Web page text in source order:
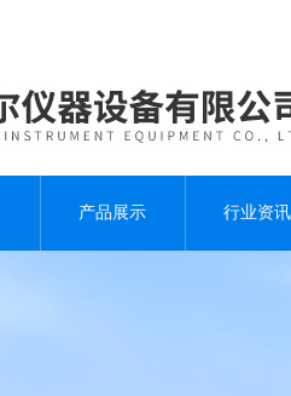
产品展示 行业资讯